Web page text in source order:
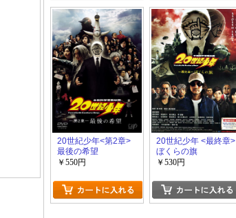
20世紀少年<第2章>
最後の希望
￥550円
20世紀少年 <最終章>
ぼくらの旗
￥530円